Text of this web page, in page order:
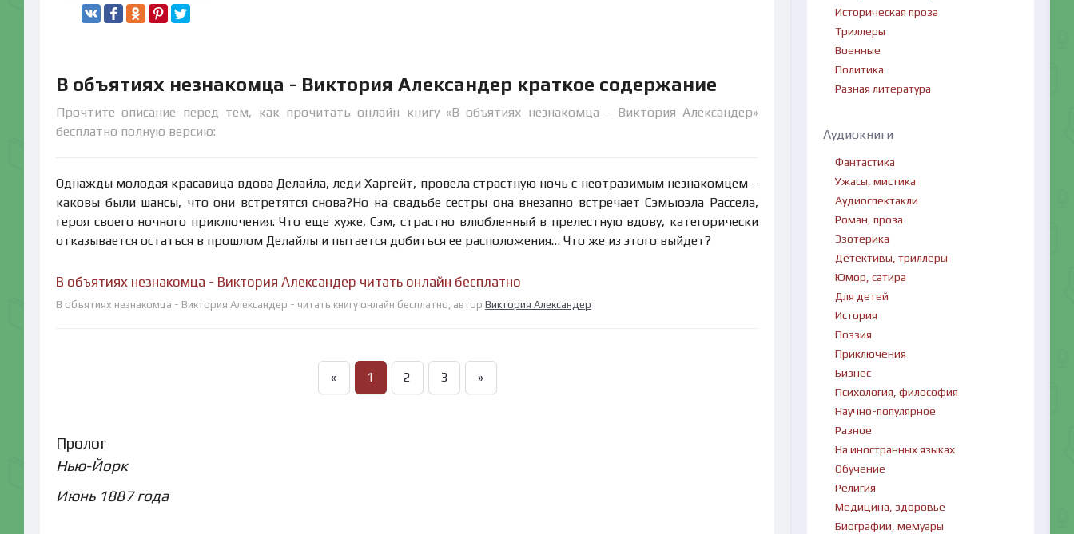
В объятиях незнакомца - Виктория Александер краткое содержание
Прочтите описание перед тем, как прочитать онлайн книгу «В объятиях незнакомца - Виктория Александер»
бесплатно полную версию:
Однажды молодая красавица вдова Делайла, леди Харгейт, провела страстную ночь с неотразимым незнакомцем –
каковы были шансы, что они встретятся снова?Но на свадьбе сестры она внезапно встречает Сэмьюэла Рассела,
героя своего ночного приключения. Что еще хуже, Сэм, страстно влюбленный в прелестную вдову, категорически
отказывается остаться в прошлом Делайлы и пытается добиться ее расположения… Что же из этого выйдет?
В объятиях незнакомца - Виктория Александер читать онлайн бесплатно
В объятиях незнакомца - Виктория Александер - читать книгу онлайн бесплатно, автор Виктория Александер
« 1 2 3 »
Пролог
Нью-Йорк
Июнь 1887 года
Историческая проза
Триллеры
Военные
Политика
Разная литература
Аудиокниги
Фантастика
Ужасы, мистика
Аудиоспектакли
Роман, проза
Эзотерика
Детективы, триллеры
Юмор, сатира
Для детей
История
Поэзия
Приключения
Бизнес
Психология, философия
Научно-популярное
Разное
На иностранных языках
Обучение
Религия
Медицина, здоровье
Биографии, мемуары